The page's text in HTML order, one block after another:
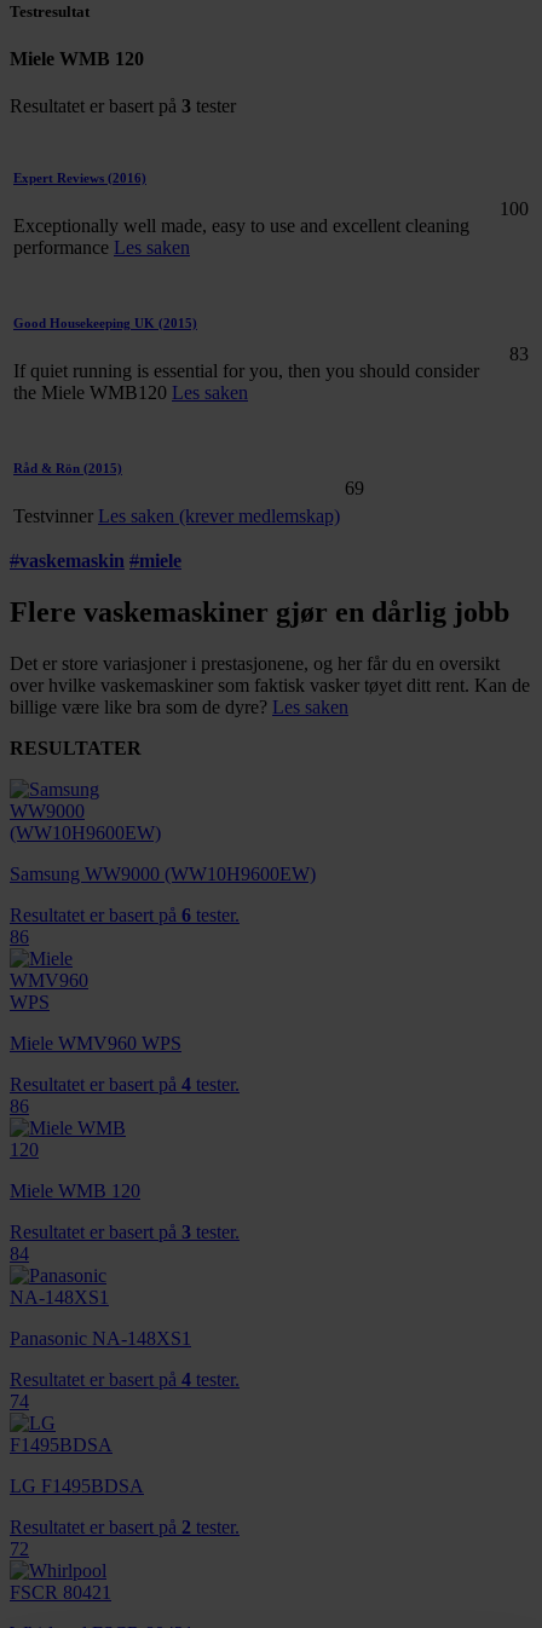
Testresultat
Miele WMB 120
Resultatet er basert på 3 tester
Expert Reviews (2016)
Exceptionally well made, easy to use and excellent cleaning
performance Les saken
100
Good Housekeeping UK (2015)
If quiet running is essential for you, then you should consider
the Miele WMB120 Les saken
83
Råd & Rön (2015)
Testvinner Les saken (krever medlemskap)
69
#vaskemaskin #miele
Flere vaskemaskiner gjør en dårlig jobb
Det er store variasjoner i prestasjonene, og her får du en oversikt
over hvilke vaskemaskiner som faktisk vasker tøyet ditt rent. Kan de
billige være like bra som de dyre? Les saken
RESULTATER
Samsung WW9000 (WW10H9600EW)
Resultatet er basert på 6 tester.
86
Miele WMV960 WPS
Resultatet er basert på 4 tester.
86
Miele WMB 120
Resultatet er basert på 3 tester.
84
Panasonic NA-148XS1
Resultatet er basert på 4 tester.
74
LG F1495BDSA
Resultatet er basert på 2 tester.
72